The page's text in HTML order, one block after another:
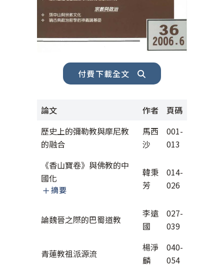
付費下載全文
論文 作者
頁碼
歷史上的彌勒教與摩尼教
的融合
馬西
沙
001-
013
《香山寶卷》與佛教的中
國化
摘要
韓秉
芳
014-
026
論魏晉之際的巴蜀道教
李遠
國
027-
039
青蓮教祖派源流
楊淨
麟
040-
054